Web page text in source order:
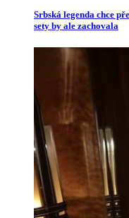
Srbská legenda chce
sety by ale zachovala